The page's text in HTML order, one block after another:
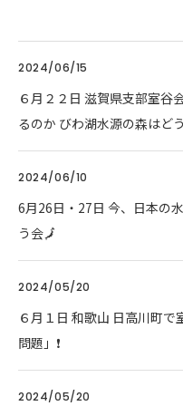
2024/06/15
６月２２日 滋賀県支部室谷
るのか びわ湖水源の森はど
2024/06/10
6月26日・27日 今、日本の
う会🗾
2024/05/20
６月１日 和歌山 日高川町
問題」❗
2024/05/20